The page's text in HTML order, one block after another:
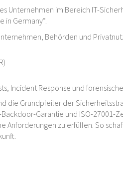
Unternehmen im Bereich IT-
in Germany“.
Behörden und
Incident Response und
die Grundpfeiler der
Garantie und ISO-27001-
zu erfüllen. So